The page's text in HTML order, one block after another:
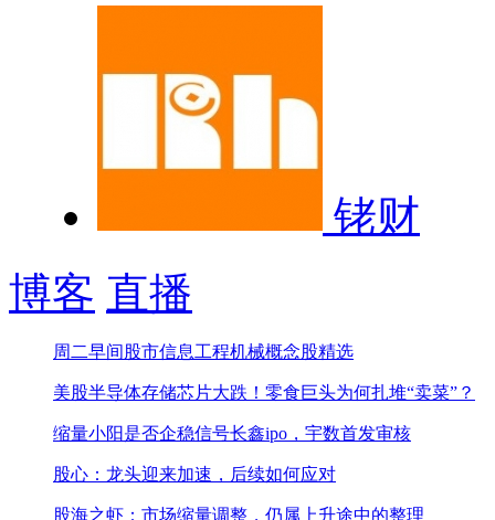
铑财
博客 直播
周二早间股市信息工程机械概念股精选
美股半导体存储芯片大跌！ 零食巨头为何扎堆“卖菜”？
缩量小阳是否企稳信号长鑫ipo，宇数首发审核
股心：龙头迎来加速，后续如何应对
股海之虾：市场缩量调整，仍属上升途中的整理